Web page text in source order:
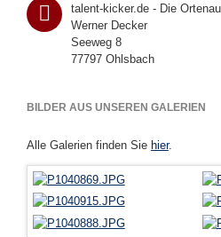
talent-kicker.de - Die
Werner Decker
Seeweg 8
77797 Ohlsbach
BILDER AUS UNSEREN GALERIEN
Alle Galerien finden Sie hier.